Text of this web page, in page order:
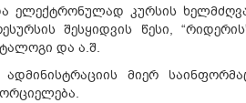
ელექტრონულად კურსის
შესყიდვის წესი,
და ა.შ.
მიერ